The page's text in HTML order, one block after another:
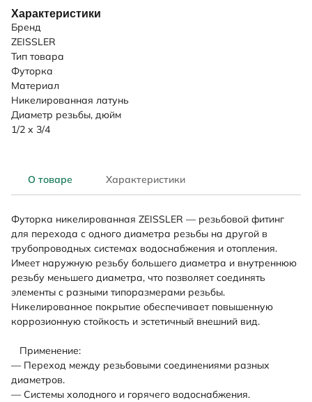
Характеристики
Бренд
ZEISSLER
Тип товара
Футорка
Материал
Никелированная латунь
Диаметр резьбы, дюйм
1/2 х 3/4
О товаре Характеристики
Футорка никелированная ZEISSLER — резьбовой фитинг
для перехода с одного диаметра резьбы на другой в
трубопроводных системах водоснабжения и отопления.
Имеет наружную резьбу большего диаметра и внутреннюю
резьбу меньшего диаметра, что позволяет соединять
элементы с разными типоразмерами резьбы.
Никелированное покрытие обеспечивает повышенную
коррозионную стойкость и эстетичный внешний вид.
Применение:
— Переход между резьбовыми соединениями разных
диаметров.
— Системы холодного и горячего водоснабжения.